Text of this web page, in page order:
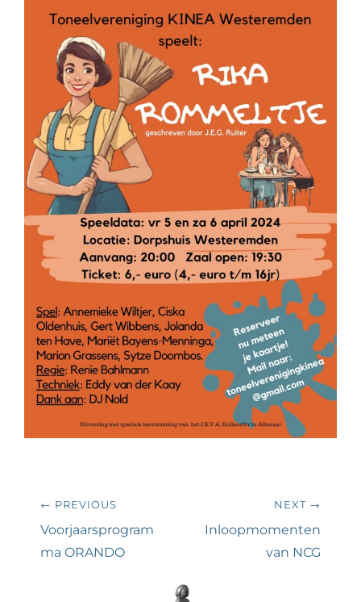
Bericht
navigatie
← PREVIOUS
Previous
post:
Voorjaarsprogram
ma ORANDO
NEXT →
Next
Inloopmomenten
van NCG